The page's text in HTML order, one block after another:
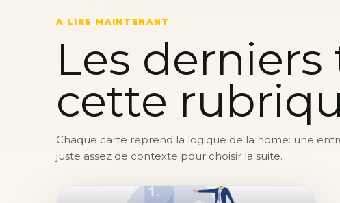
A LIRE MAINTENANT
Les
cette
Chaque carte reprend la logique de la home: une
juste assez de contexte pour choisir la suite.